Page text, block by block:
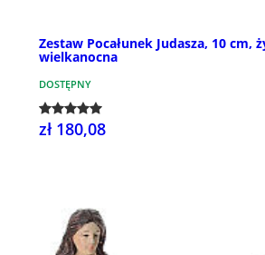
Zestaw Pocałunek Judasza, 10 cm,
wielkanocna
DOSTĘPNY
zł 180,08